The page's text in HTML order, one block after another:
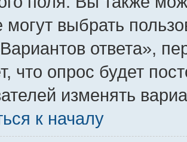
могут выбрать
ответа»,
что опрос будет
изменять
к началу